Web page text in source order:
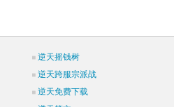
逆天摇钱树
逆天跨服宗派战
逆天免费下载